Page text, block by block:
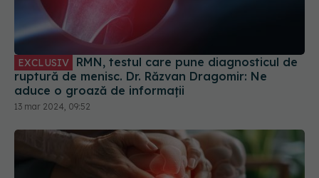
EXCLUSIV
ruptură de menisc. Dr. Răzvan Dragomir: Ne
aduce o groază de informații
13 mar 2024, 09:52